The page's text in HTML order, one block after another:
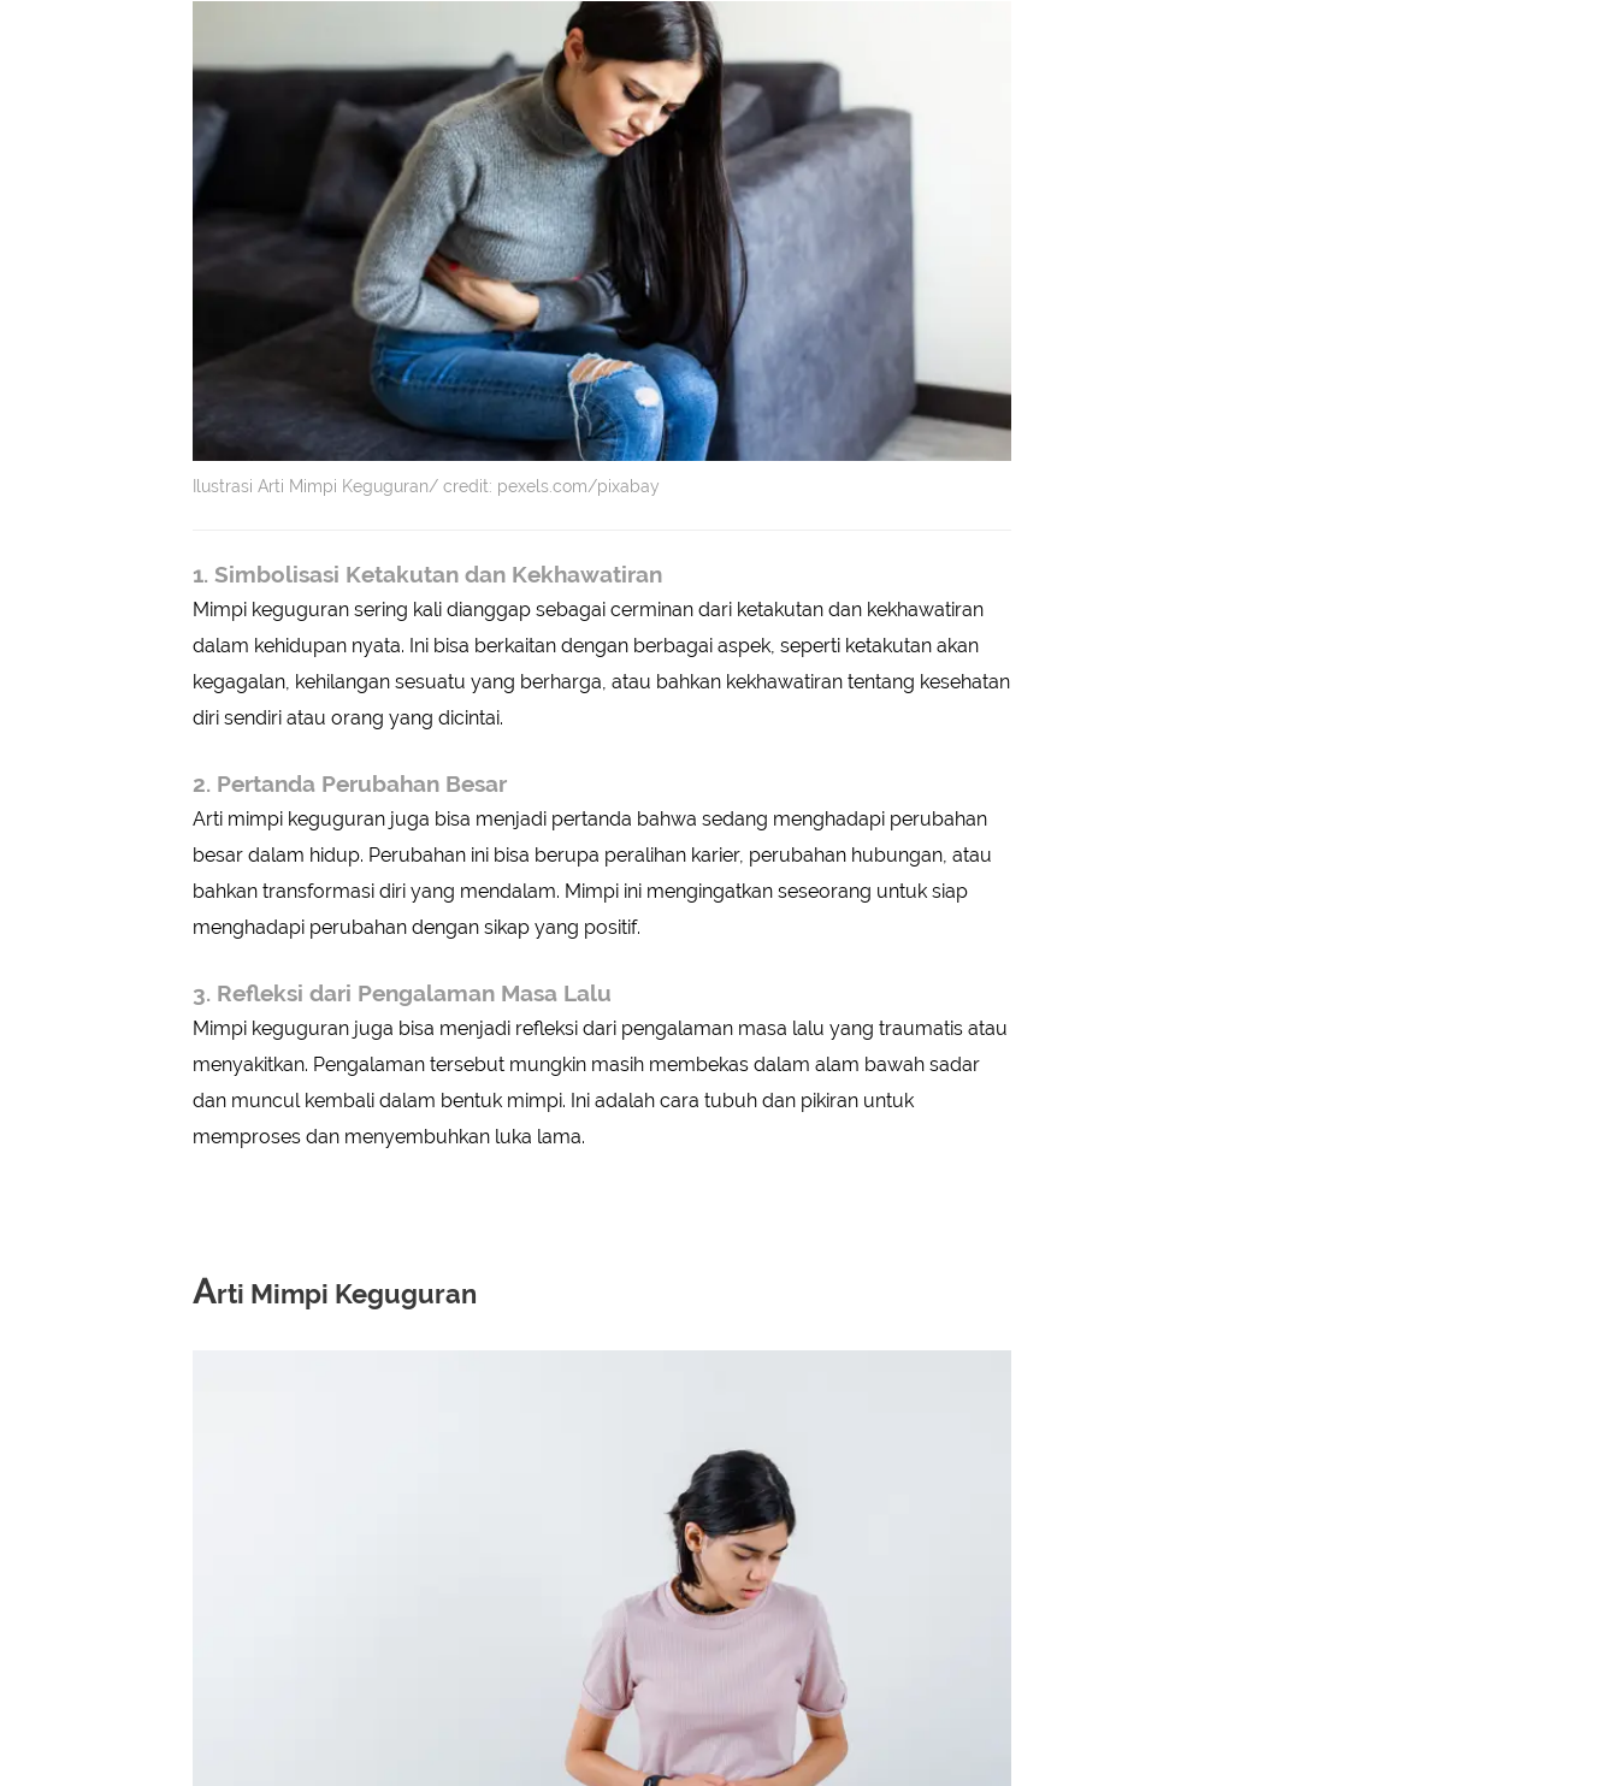
Ilustrasi Arti Mimpi Keguguran/ credit: pexels.com/pixabay
1. Simbolisasi Ketakutan dan Kekhawatiran
Mimpi keguguran sering kali dianggap sebagai cerminan dari ketakutan dan kekhawatiran
dalam kehidupan nyata. Ini bisa berkaitan dengan berbagai aspek, seperti ketakutan akan
kegagalan, kehilangan sesuatu yang berharga, atau bahkan kekhawatiran tentang kesehatan
diri sendiri atau orang yang dicintai.
2. Pertanda Perubahan Besar
Arti mimpi keguguran juga bisa menjadi pertanda bahwa sedang menghadapi perubahan
besar dalam hidup. Perubahan ini bisa berupa peralihan karier, perubahan hubungan, atau
bahkan transformasi diri yang mendalam. Mimpi ini mengingatkan seseorang untuk siap
menghadapi perubahan dengan sikap yang positif.
3. Refleksi dari Pengalaman Masa Lalu
Mimpi keguguran juga bisa menjadi refleksi dari pengalaman masa lalu yang traumatis atau
menyakitkan. Pengalaman tersebut mungkin masih membekas dalam alam bawah sadar
dan muncul kembali dalam bentuk mimpi. Ini adalah cara tubuh dan pikiran untuk
memproses dan menyembuhkan luka lama.
Arti Mimpi Keguguran